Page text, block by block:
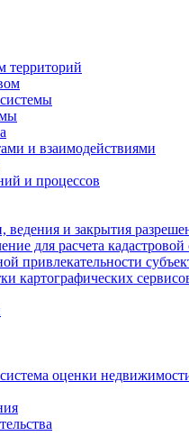
территорий
и взаимодействиями
и процессов
ведения и закрытия
для расчета
привлекательности
картографических
оценки